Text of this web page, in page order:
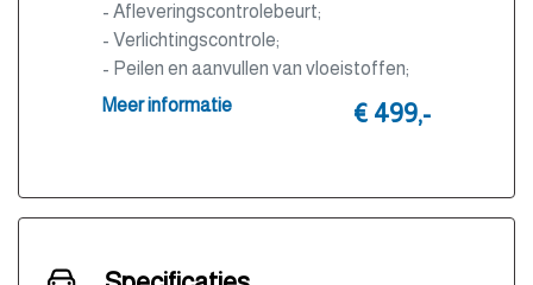
- Afleveringscontrolebeurt;
- Verlichtingscontrole;
- Peilen en aanvullen van vloeistoffen;
- Bandenspanningscontrole;
Meer informatie € 499,-